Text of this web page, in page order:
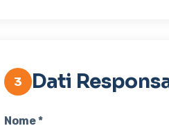
3 Dati
Nome *